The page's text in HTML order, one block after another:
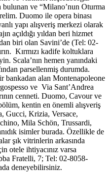
ve “Milano’nun Oturma
Duomo ile opera binası
yapı alışveriş merkezi olarak
açıldığı yıldan beri hizmet
biri olan Savini’de (Tel: 02-
Kırmızı kadife koltuklara
Scala’nın hemen yanındaki
parsellenmiş durumda.
bankadan alan Montenapoleone
ve Via Sant’Andrea
cenneti. Duomo, Cavour ve
kentin en önemli alışveriş
Gucci, Krizia, Versace,
Mila Schön, Trussardi,
isimler burada. Özellikle de
şık vitrinlerin arkasında
otele ihtiyacınız varsa
Fratelli, 7; Tel: 02-8058-
deneyebilirsiniz.